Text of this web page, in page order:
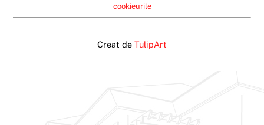
cookieurile
Creat de TulipArt